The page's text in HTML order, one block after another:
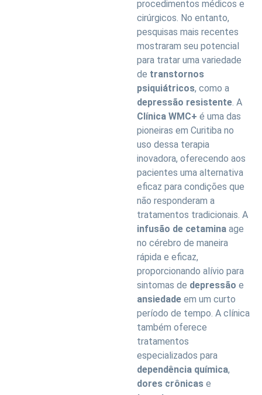
procedimentos médicos e
cirúrgicos. No entanto,
pesquisas mais recentes
mostraram seu potencial
para tratar uma variedade
de transtornos
psiquiátricos, como a
depressão resistente. A
Clínica WMC+ é uma das
pioneiras em Curitiba no
uso dessa terapia
inovadora, oferecendo aos
pacientes uma alternativa
eficaz para condições que
não responderam a
tratamentos tradicionais. A
infusão de cetamina age
no cérebro de maneira
rápida e eficaz,
proporcionando alívio para
sintomas de depressão e
ansiedade em um curto
período de tempo. A clínica
também oferece
tratamentos
especializados para
dependência química,
dores crônicas e